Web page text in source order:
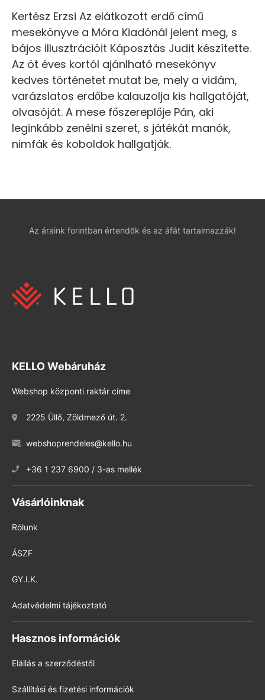
Kertész Erzsi Az elátkozott erdő című
mesekönyve a Móra Kiadónál jelent meg, s
bájos illusztrációit Káposztás Judit készítette.
Az öt éves kortól ajánlható mesekönyv
kedves történetet mutat be, mely a vidám,
varázslatos erdőbe kalauzolja kis hallgatóját,
olvasóját. A mese főszereplője Pán, aki
leginkább zenélni szeret, s játékát manók,
nimfák és koboldok hallgatják.
Az áraink forintban értendők és az áfát tartalmazzák!
KELLO Webáruház
Webshop központi raktár címe
2225 Üllő, Zöldmező út. 2.
webshoprendeles@kello.hu
+36 1 237 6900 / 3-as mellék
Vásárlóinknak
Rólunk
ÁSZF
GY.I.K.
Adatvédelmi tájékoztató
Hasznos információk
Elállás a szerződéstől
Szállítási és fizetési információk